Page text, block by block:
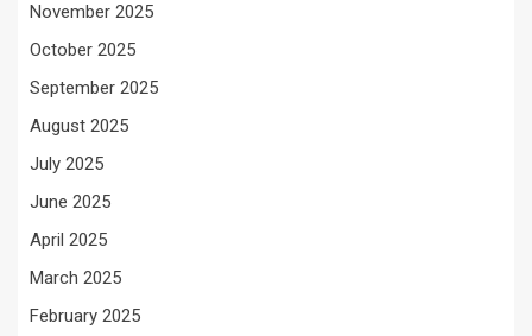
November 2025
October 2025
September 2025
August 2025
July 2025
June 2025
April 2025
March 2025
February 2025